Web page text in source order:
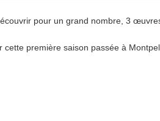
pour un grand nombre, 3
première saison passée à